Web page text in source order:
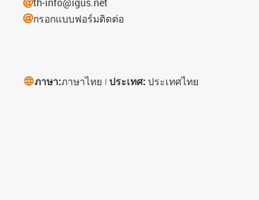
กรอกแบบฟอร์มติดต่อ
ภาษา:ภาษาไทย ประเทศ: ประเทศไทย